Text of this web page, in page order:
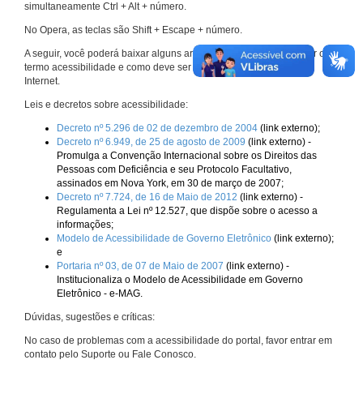
simultaneamente Ctrl + Alt + número.
No Opera, as teclas são Shift + Escape + número.
A seguir, você poderá baixar alguns arquivos que explicam melhor o
termo acessibilidade e como deve ser implementado nos sites da
Internet.
Leis e decretos sobre acessibilidade:
Decreto nº 5.296 de 02 de dezembro de 2004 (link externo);
Decreto nº 6.949, de 25 de agosto de 2009 (link externo) -
Promulga a Convenção Internacional sobre os Direitos das
Pessoas com Deficiência e seu Protocolo Facultativo,
assinados em Nova York, em 30 de março de 2007;
Decreto nº 7.724, de 16 de Maio de 2012 (link externo) -
Regulamenta a Lei nº 12.527, que dispõe sobre o acesso a
informações;
Modelo de Acessibilidade de Governo Eletrônico (link externo);
e
Portaria nº 03, de 07 de Maio de 2007 (link externo) -
Institucionaliza o Modelo de Acessibilidade em Governo
Eletrônico - e-MAG.
Dúvidas, sugestões e críticas:
No caso de problemas com a acessibilidade do portal, favor entrar em
contato pelo Suporte ou Fale Conosco.